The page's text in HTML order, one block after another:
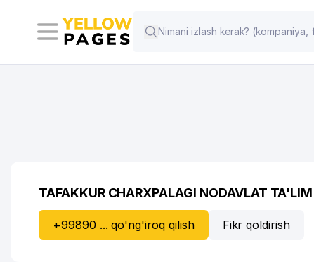
TAFAKKUR CHARXPALAGI NODAVLAT
+99890 ... qo'ng'iroq qilish Fikr qoldirish